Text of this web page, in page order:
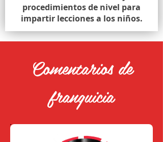
procedimientos de nivel para
impartir lecciones a los niños.
Comentarios de
franquicia